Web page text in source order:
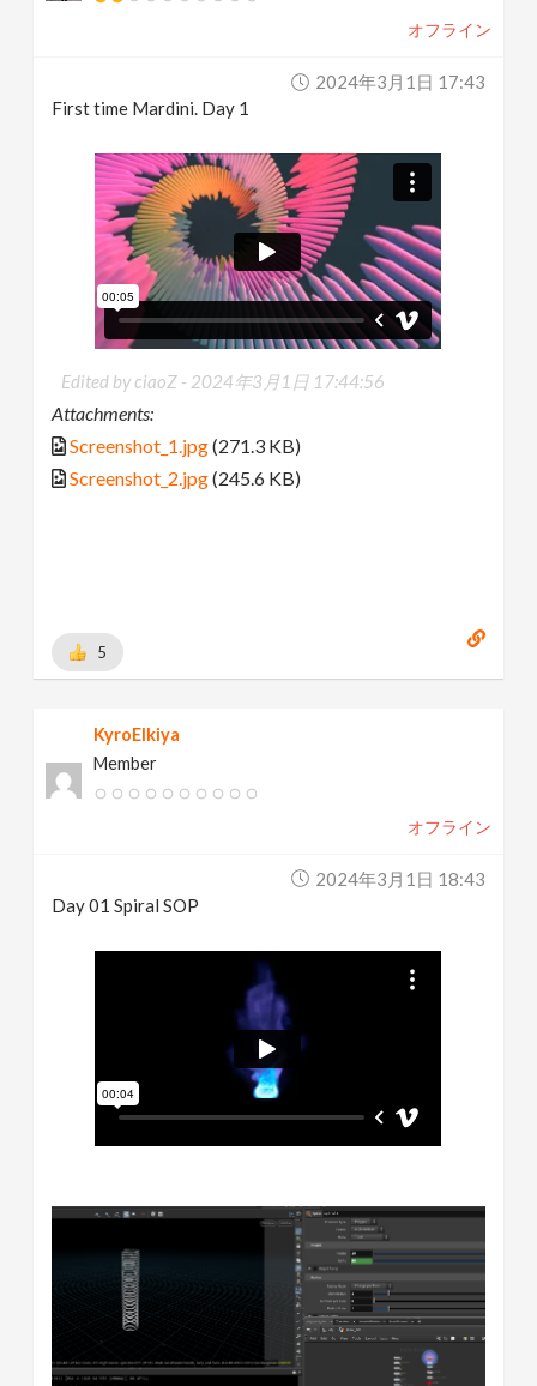
オフライン
2024年3月1日 17:43
First time Mardini. Day 1
Edited by ciaoZ - 2024年3月1日 17:44:56
Attachments:
Screenshot_1.jpg(271.3 KB)
Screenshot_2.jpg(245.6 KB)
5
KyroElkiya
Member
オフライン
2024年3月1日 18:43
Day 01 Spiral SOP